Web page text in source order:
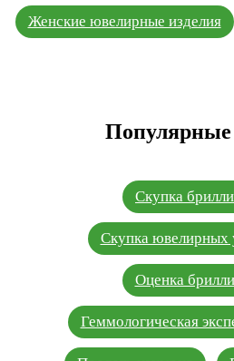
Женские ювелирные изделия
Популярные
Скупка
Скупка ювелирных
Оценка
Геммологическая